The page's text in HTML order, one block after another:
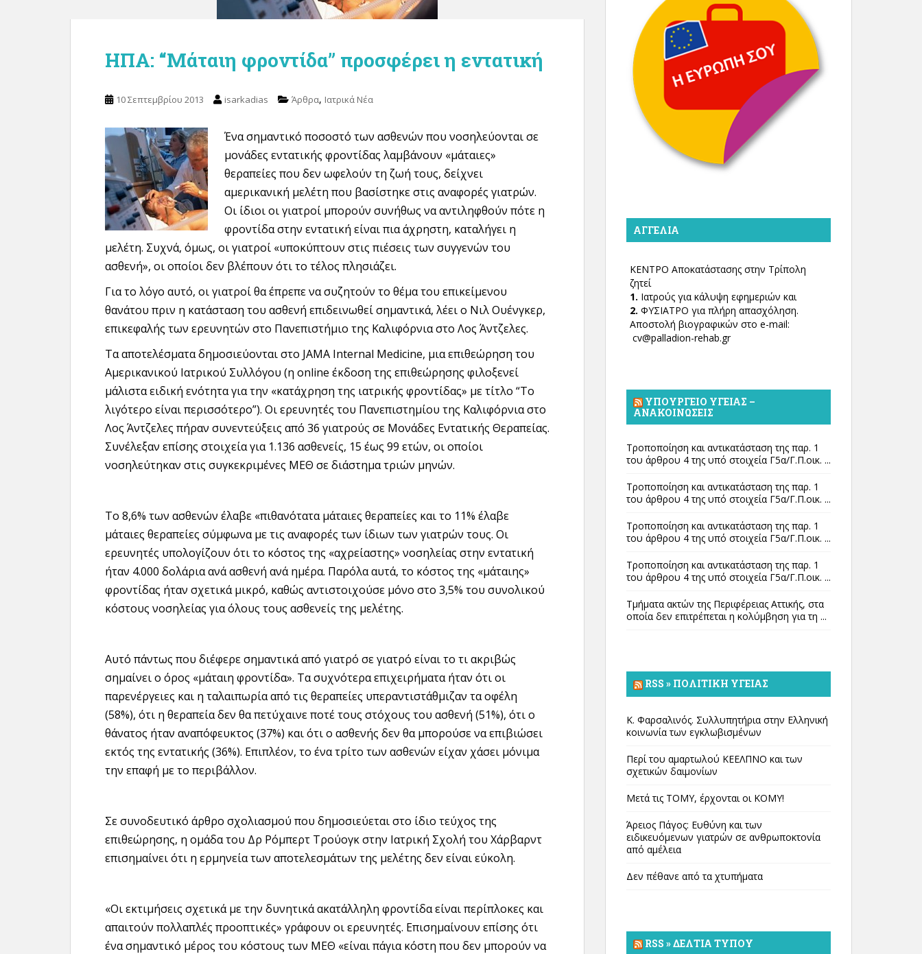
ΗΠΑ: “Μάταιη φροντίδα” προσφέρει η εντατική
10 Σεπτεμβρίου 2013 isarkadias Άρθρα, Ιατρικά Νέα
Ένα σημαντικό ποσοστό των ασθενών που νοσηλεύονται σε
μονάδες εντατικής φροντίδας λαμβάνουν «μάταιες»
θεραπείες που δεν ωφελούν τη ζωή τους, δείχνει
αμερικανική μελέτη που βασίστηκε στις αναφορές γιατρών.
Οι ίδιοι οι γιατροί μπορούν συνήθως να αντιληφθούν πότε η
φροντίδα στην εντατική είναι πια άχρηστη, καταλήγει η
μελέτη. Συχνά, όμως, οι γιατροί «υποκύπτουν στις πιέσεις των συγγενών του
ασθενή», οι οποίοι δεν βλέπουν ότι το τέλος πλησιάζει.
Για το λόγο αυτό, οι γιατροί θα έπρεπε να συζητούν το θέμα του επικείμενου
θανάτου πριν η κατάσταση του ασθενή επιδεινωθεί σημαντικά, λέει ο Νιλ Ουένγκερ,
επικεφαλής των ερευνητών στο Πανεπιστήμιο της Καλιφόρνια στο Λος Άντζελες.
Τα αποτελέσματα δημοσιεύονται στο JAMA Internal Medicine, μια επιθεώρηση του
Αμερικανικού Ιατρικού Συλλόγου (η online έκδοση της επιθεώρησης φιλοξενεί
μάλιστα ειδική ενότητα για την «κατάχρηση της ιατρικής φροντίδας» με τίτλο “Το
λιγότερο είναι περισσότερο”). Οι ερευνητές του Πανεπιστημίου της Καλιφόρνια στο
Λος Άντζελες πήραν συνεντεύξεις από 36 γιατρούς σε Μονάδες Εντατικής Θεραπείας.
Συνέλεξαν επίσης στοιχεία για 1.136 ασθενείς, 15 έως 99 ετών, οι οποίοι
νοσηλεύτηκαν στις συγκεκριμένες ΜΕΘ σε διάστημα τριών μηνών.
Το 8,6% των ασθενών έλαβε «πιθανότατα μάταιες θεραπείες και το 11% έλαβε
μάταιες θεραπείες σύμφωνα με τις αναφορές των ίδιων των γιατρών τους. Οι
ερευνητές υπολογίζουν ότι το κόστος της «αχρείαστης» νοσηλείας στην εντατική
ήταν 4.000 δολάρια ανά ασθενή ανά ημέρα. Παρόλα αυτά, το κόστος της «μάταιης»
φροντίδας ήταν σχετικά μικρό, καθώς αντιστοιχούσε μόνο στο 3,5% του συνολικού
κόστους νοσηλείας για όλους τους ασθενείς της μελέτης.
Αυτό πάντως που διέφερε σημαντικά από γιατρό σε γιατρό είναι το τι ακριβώς
σημαίνει ο όρος «μάταιη φροντίδα». Τα συχνότερα επιχειρήματα ήταν ότι οι
παρενέργειες και η ταλαιπωρία από τις θεραπείες υπεραντιστάθμιζαν τα οφέλη
(58%), ότι η θεραπεία δεν θα πετύχαινε ποτέ τους στόχους του ασθενή (51%), ότι ο
θάνατος ήταν αναπόφευκτος (37%) και ότι ο ασθενής δεν θα μπορούσε να επιβιώσει
εκτός της εντατικής (36%). Επιπλέον, το ένα τρίτο των ασθενών είχαν χάσει μόνιμα
την επαφή με το περιβάλλον.
Σε συνοδευτικό άρθρο σχολιασμού που δημοσιεύεται στο ίδιο τεύχος της
επιθεώρησης, η ομάδα του Δρ Ρόμπερτ Τρούογκ στην Ιατρική Σχολή του Χάρβαρντ
επισημαίνει ότι η ερμηνεία των αποτελεσμάτων της μελέτης δεν είναι εύκολη.
«Οι εκτιμήσεις σχετικά με την δυνητικά ακατάλληλη φροντίδα είναι περίπλοκες και
απαιτούν πολλαπλές προοπτικές» γράφουν οι ερευνητές. Επισημαίνουν επίσης ότι
ένα σημαντικό μέρος του κόστους των ΜΕΘ «είναι πάγια κόστη που δεν μπορούν να
ΑΓΓΕΛΊΑ
ΚΕΝΤΡΟ Αποκατάστασης στην Τρίπολη
ζητεί
1. Ιατρούς για κάλυψη εφημεριών και
2. ΦΥΣΙΑΤΡΟ για πλήρη απασχόληση.
Αποστολή βιογραφικών στο e-mail:
cv@palladion-rehab.gr
ΥΠΟΥΡΓΕΊΟ ΥΓΕΊΑΣ –
ΑΝΑΚΟΙΝΏΣΕΙΣ
Τροποποίηση και αντικατάσταση της παρ. 1
του άρθρου 4 της υπό στοιχεία Γ5α/Γ.Π.οικ. ...
Τροποποίηση και αντικατάσταση της παρ. 1
του άρθρου 4 της υπό στοιχεία Γ5α/Γ.Π.οικ. ...
Τροποποίηση και αντικατάσταση της παρ. 1
του άρθρου 4 της υπό στοιχεία Γ5α/Γ.Π.οικ. ...
Τροποποίηση και αντικατάσταση της παρ. 1
του άρθρου 4 της υπό στοιχεία Γ5α/Γ.Π.οικ. ...
Τμήματα ακτών της Περιφέρειας Αττικής, στα
οποία δεν επιτρέπεται η κολύμβηση για τη ...
RSS » ΠΟΛΙΤΙΚΉ ΥΓΕΊΑΣ
Κ. Φαρσαλινός. Συλλυπητήρια στην Ελληνική
κοινωνία των εγκλωβισμένων
Περί του αμαρτωλού ΚΕΕΛΠΝΟ και των
σχετικών δαιμονίων
Μετά τις ΤΟΜΥ, έρχονται οι ΚΟΜΥ!
Άρειος Πάγος: Ευθύνη και των
ειδικευόμενων γιατρών σε ανθρωποκτονία
από αμέλεια
Δεν πέθανε από τα χτυπήματα
RSS » ΔΕΛΤΊΑ ΤΎΠΟΥ